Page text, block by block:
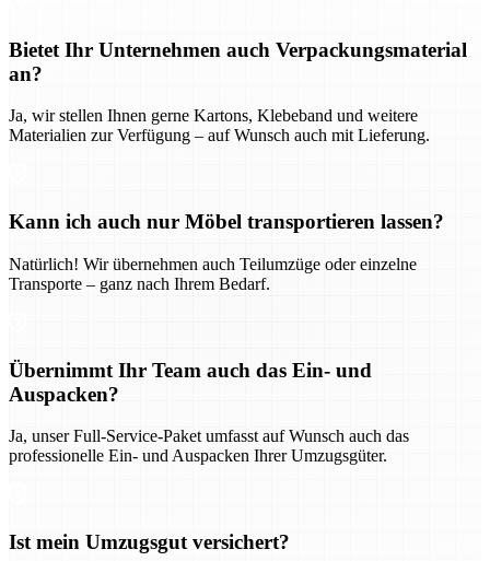
Bietet Ihr Unternehmen auch Verpackungsmaterial
an?
Ja, wir stellen Ihnen gerne Kartons, Klebeband und weitere
Materialien zur Verfügung – auf Wunsch auch mit Lieferung.
Kann ich auch nur Möbel transportieren lassen?
Natürlich! Wir übernehmen auch Teilumzüge oder einzelne
Transporte – ganz nach Ihrem Bedarf.
Übernimmt Ihr Team auch das Ein- und
Auspacken?
Ja, unser Full-Service-Paket umfasst auf Wunsch auch das
professionelle Ein- und Auspacken Ihrer Umzugsgüter.
Ist mein Umzugsgut versichert?